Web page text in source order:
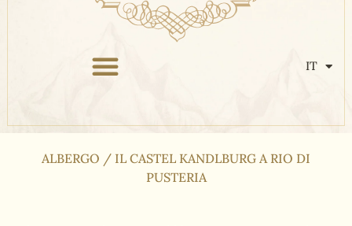
IT
ALBERGO / IL CASTEL KANDLBURG A RIO DI
PUSTERIA